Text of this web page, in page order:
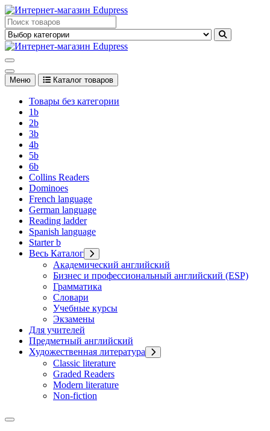
Перейти
к
содержимому
Edupress Uzbekistan, Edupress Узбекистан, книги, учебники на
английском языке
английском языке
Меню Каталог товаров
Товары без категории
1b
2b
3b
4b
5b
6b
Collins Readers
Dominoes
French language
German language
Reading ladder
Spanish language
Starter b
Весь Каталог
Академический английский
Бизнес и профессиональный английский (ESP)
Грамматика
Словари
Учебные курсы
Экзамены
Для учителей
Предметный английский
Художественная литература
Classic literature
Graded Readers
Modern literature
Non-fiction